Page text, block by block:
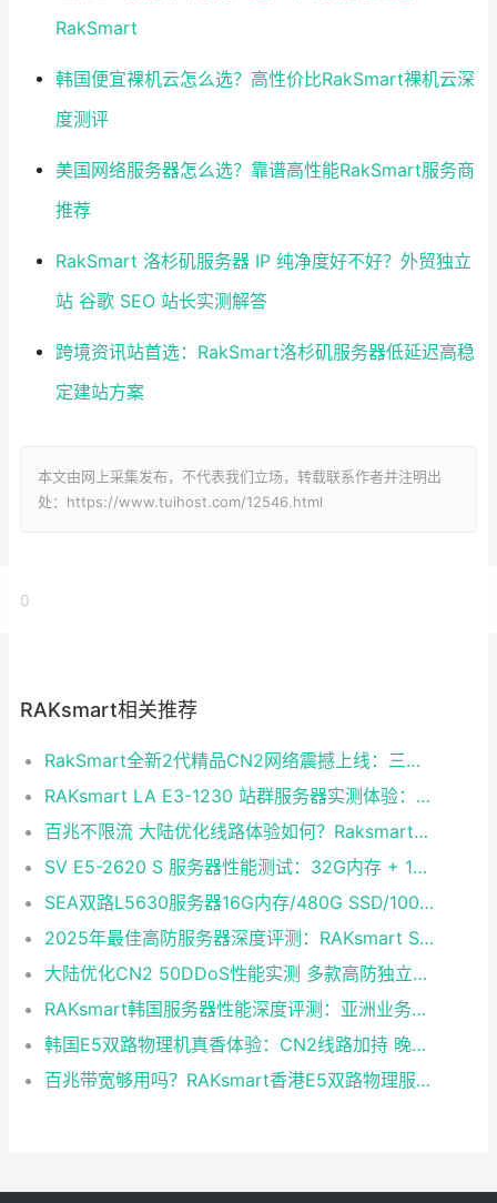
RakSmart
韩国便宜裸机云怎么选？高性价比RakSmart裸机云深
度测评
美国网络服务器怎么选？靠谱高性能RakSmart服务商
推荐
RakSmart 洛杉矶服务器 IP 纯净度好不好？外贸独立
站 谷歌 SEO 站长实测解答
跨境资讯站首选：RakSmart洛杉矶服务器低延迟高稳
定建站方案
本文由网上采集发布，不代表我们立场，转载联系作者并注明出
处：https://www.tuihost.com/12546.html
0
RAKsmart相关推荐
RakSmart全新2代精品CN2网络震撼上线：三网融合铸就企业级黄金链路
RAKsmart LA E3-1230 站群服务器实测体验：稳定够用的性价比之选
百兆不限流 大陆优化线路体验如何？Raksmart双路E5裸金属云深度评测
SV E5-2620 S 服务器性能测试：32G内存 + 1T硬盘 + CN2 30M独享带宽实测
SEA双路L5630服务器16G内存/480G SSD/100M独享不限流量 大陆优化CentOS 7.0即开即用
2025年最佳高防服务器深度评测：RAKsmart SV E3-1230成性价比黑马
大陆优化CN2 50DDoS性能实测 多款高防独立服务器半价续费同享
RAKsmart韩国服务器性能深度评测：亚洲业务的高速稳定之选
韩国E5双路物理机真香体验：CN2线路加持 晚高峰表现稳定
百兆带宽够用吗？RAKsmart香港E5双路物理服务器深度体验